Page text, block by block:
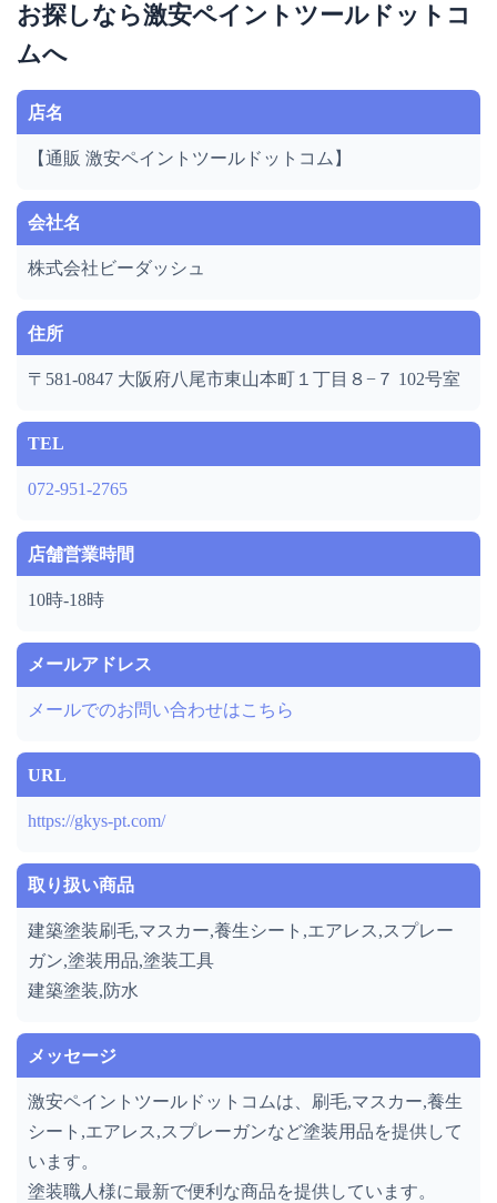
お探しなら激安ペイントツールドットコ
ムへ
店名
【通販 激安ペイントツールドットコム】
会社名
株式会社ビーダッシュ
住所
〒581-0847 大阪府八尾市東山本町１丁目８−７ 102号室
TEL
072-951-2765
店舗営業時間
10時-18時
メールアドレス
メールでのお問い合わせはこちら
URL
https://gkys-pt.com/
取り扱い商品
建築塗装刷毛,マスカー,養生シート,エアレス,スプレー
ガン,塗装用品,塗装工具
建築塗装,防水
メッセージ
激安ペイントツールドットコムは、刷毛,マスカー,養生
シート,エアレス,スプレーガンなど塗装用品を提供して
います。
塗装職人様に最新で便利な商品を提供しています。